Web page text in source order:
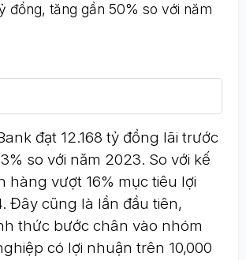
đồng, tăng gần 50% so với năm
đạt 12.168 tỷ đồng lãi trước
so với năm 2023. So với kế
hàng vượt 16% mục tiêu lợi
Đây cũng là lần đầu tiên,
thức bước chân vào nhóm
có lợi nhuận trên 10,000